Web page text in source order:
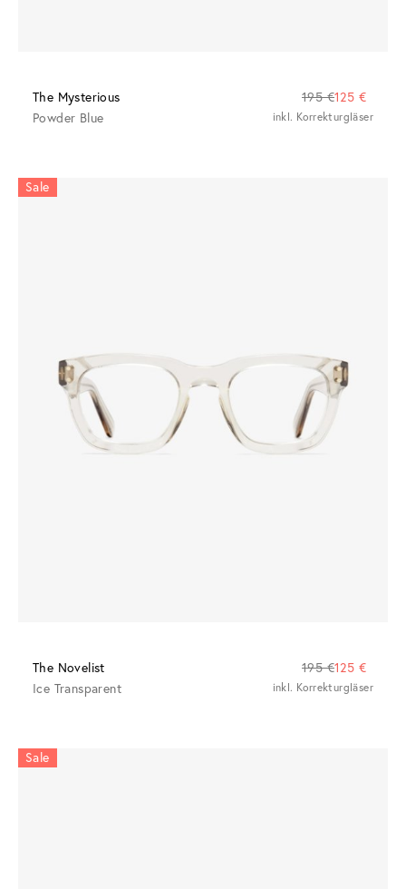
The Mysterious 195 €125 €
Powder Blue
inkl. Korrekturgläser
Sale
The Novelist 195 €125 €
Ice Transparent
inkl. Korrekturgläser
Sale